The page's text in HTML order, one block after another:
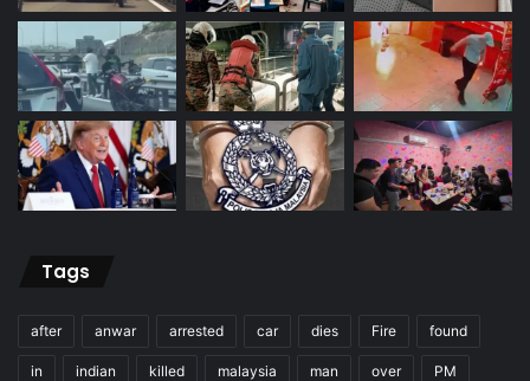
Tags
after anwar arrested car dies Fire found
in indian killed malaysia man over PM